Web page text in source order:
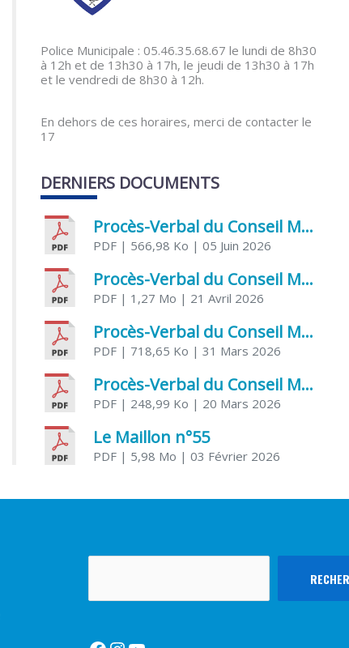
Police Municipale : 05.46.35.68.67 le lundi de 8h30
à 12h et de 13h30 à 17h, le jeudi de 13h30 à 17h
et le vendredi de 8h30 à 12h.
En dehors de ces horaires, merci de contacter le
17
DERNIERS DOCUMENTS
Procès-Verbal du Conseil Municipal du 5 juin 2026
PDF | 566,98 Ko | 05 Juin 2026
Procès-Verbal du Conseil Municipal du 21 avril 2026
PDF | 1,27 Mo | 21 Avril 2026
Procès-Verbal du Conseil Municipal du 31 mars 2026
PDF | 718,65 Ko | 31 Mars 2026
Procès-Verbal du Conseil Municipal du 20 mars 2026
PDF | 248,99 Ko | 20 Mars 2026
Le Maillon n°55
PDF | 5,98 Mo | 03 Février 2026